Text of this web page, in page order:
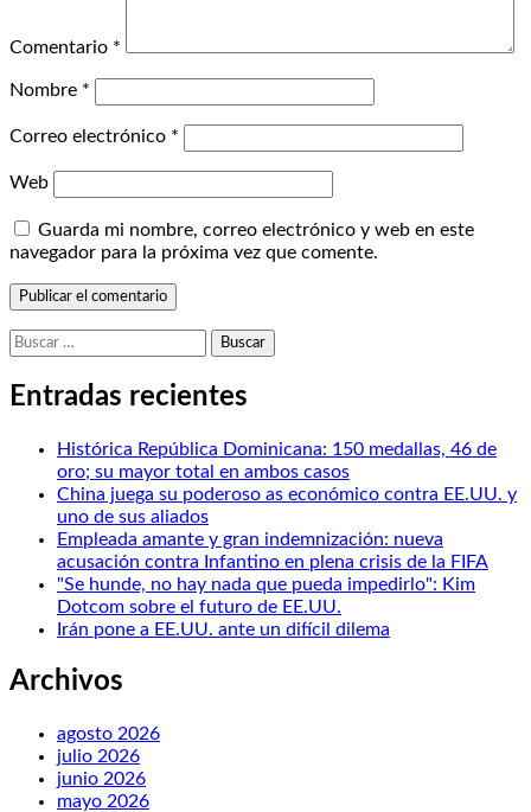
Comentario *
Nombre *
Correo electrónico *
Web
Guarda mi nombre, correo electrónico y web en este
navegador para la próxima vez que comente.
Buscar:
Entradas recientes
Histórica República Dominicana: 150 medallas, 46 de
oro; su mayor total en ambos casos
China juega su poderoso as económico contra EE.UU. y
uno de sus aliados
Empleada amante y gran indemnización: nueva
acusación contra Infantino en plena crisis de la FIFA
"Se hunde, no hay nada que pueda impedirlo": Kim
Dotcom sobre el futuro de EE.UU.
Irán pone a EE.UU. ante un difícil dilema
Archivos
agosto 2026
julio 2026
junio 2026
mayo 2026